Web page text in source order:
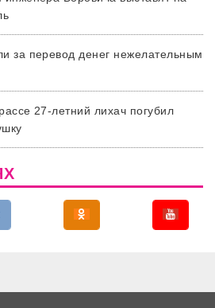
за перевод денег нежелательным
27-летний лихач погубил